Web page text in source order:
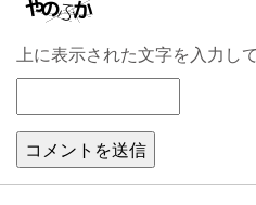
上に表示された文字を入力し